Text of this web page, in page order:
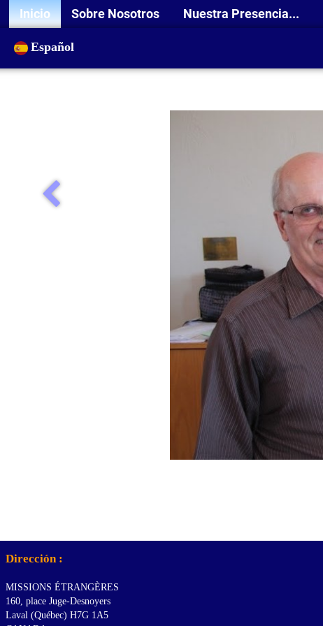
Inicio Sobre Nosotros Nuestra Presencia...
Español
Dirección :
MISSIONS ÉTRANGÈRES
160, place Juge-Desnoyers
Laval (Québec) H7G 1A5